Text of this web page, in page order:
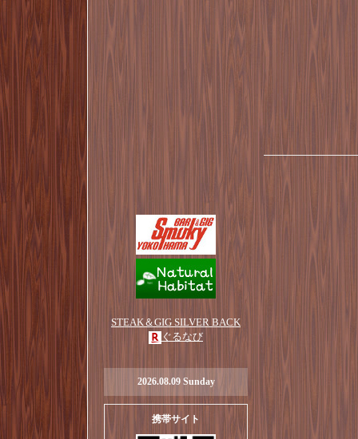
STEAK＆GIG SILVER BACK
ぐるなび
2026.08.09 Sunday
携帯サイト